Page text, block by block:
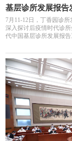
基层诊所发展报告
7月11-12日，丁香园诊
深入探讨后疫情时代诊
代中国基层诊所发展报告